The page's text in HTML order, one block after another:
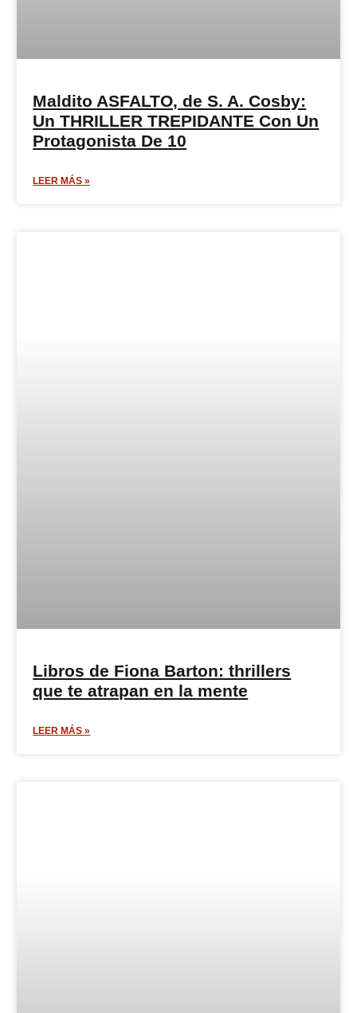
Maldito ASFALTO, de S. A. Cosby:
Un THRILLER TREPIDANTE Con Un
Protagonista De 10
LEER MÁS »
Libros de Fiona Barton: thrillers
que te atrapan en la mente
LEER MÁS »